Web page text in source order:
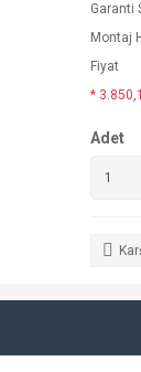
Garanti
Montaj
Fiyat
*
Adet